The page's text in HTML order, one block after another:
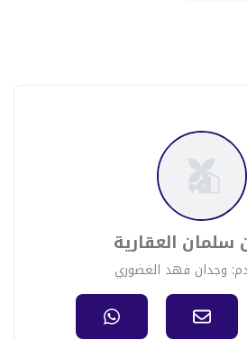
سلمان العقارية
وجدان فهد الغضوري